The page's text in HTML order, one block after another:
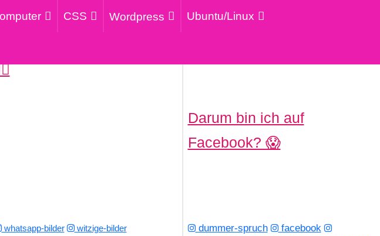
CSS Wordpress Ubuntu/Linux
whatsapp-bilder witzige-bilder
Darum bin ich auf
Facebook? 😱
dummer-spruch
facebook